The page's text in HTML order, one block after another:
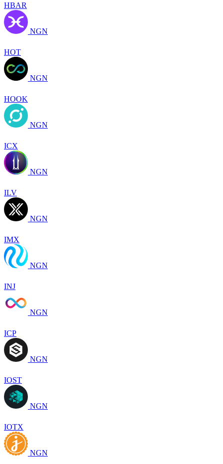
HBAR
NGN
HOT
NGN
HOOK
NGN
ICX
NGN
ILV
NGN
IMX
NGN
INJ
NGN
ICP
NGN
IOST
NGN
IOTX
NGN